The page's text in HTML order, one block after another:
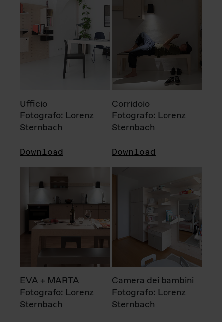
Ufficio
Fotografo: Lorenz
Sternbach
Download
Corridoio
Fotografo: Lorenz
Sternbach
Download
EVA + MARTA
Fotografo: Lorenz
Sternbach
Camera dei bambini
Fotografo: Lorenz
Sternbach